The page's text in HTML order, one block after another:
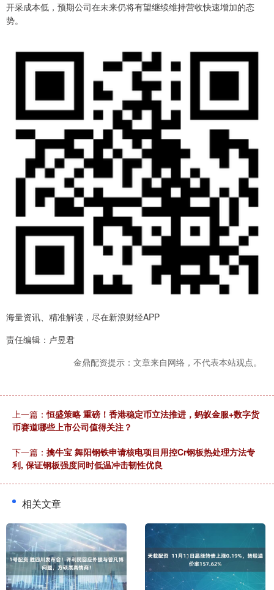
开采成本低，预期公司在未来仍将有望继续维持营收快速增加的态
势。
海量资讯、精准解读，尽在新浪财经APP
责任编辑：卢昱君
金鼎配资提示：文章来自网络，不代表本站观点。
上一篇：恒盛策略 重磅！香港稳定币立法推进，蚂蚁金服+数字货
币赛道哪些上市公司值得关注？
下一篇： 擒牛宝 舞阳钢铁申请核电项目用控Cr钢板热处理方法专
利, 保证钢板强度同时低温冲击韧性优良
相关文章